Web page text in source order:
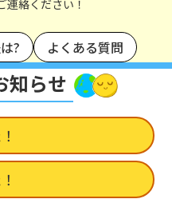
連絡ください！
? よくある質問
知らせ